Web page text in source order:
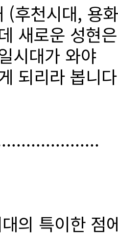
후천시대, 용
새로운 성현
시대가 와야
되리라 봅니
의 특이한 점